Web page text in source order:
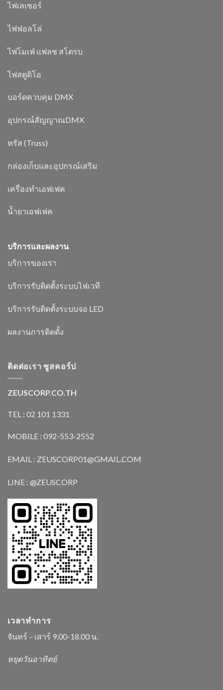
ไฟเลเซอร์
ไฟฟอลโล่
ไฟโมเฟ่ แฟลช สโตรบ
ไฟสตูดิโอ
บอร์ดควบคุม DMX
อุปกรณ์สัญญาณDMX
ทรัส (Truss)
กล่องเก็บและอุปกรณ์เสริม
เครื่องทำเอฟเฟค
น้ำยาเอฟเฟค
บริการและผลงาน
บริการของเรา
บริการรับติดตั้งระบบไฟเวที
บริการรับติดตั้งระบบจอ LED
ผลงานการติดตั้ง
ติดต่อเรา ซูสคอร์ป
ZEUSCORP.CO.TH
TEL : 02 101 1331
MOBILE : 092-553-2552
EMAIL : ZEUSCORP01@GMAIL.COM
LINE : @ZEUSCORP
เวลาทำการ
จันทร์ – เสาร์ 9.00-18.00 น.
หยุดวันอาทิตย์